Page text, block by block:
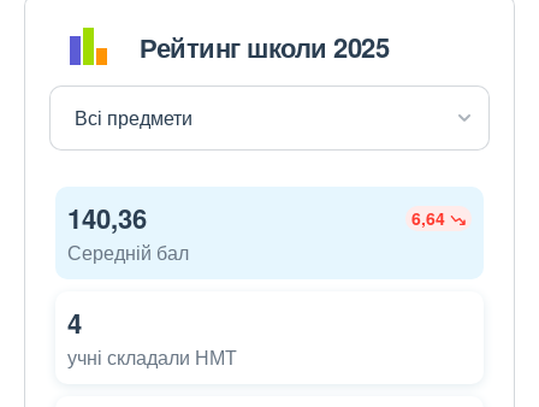
Рейтинг школи 2025
140,36 6,64
Середній бал
4
учні складали НМТ